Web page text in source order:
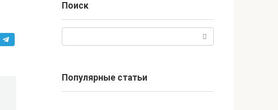
Поиск
Популярные статьи